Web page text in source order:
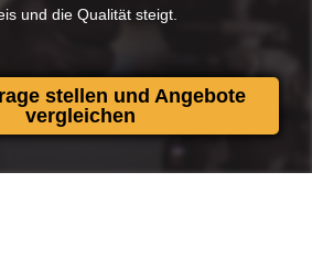
und die Qualität steigt.​
stellen und Angebote
vergleichen